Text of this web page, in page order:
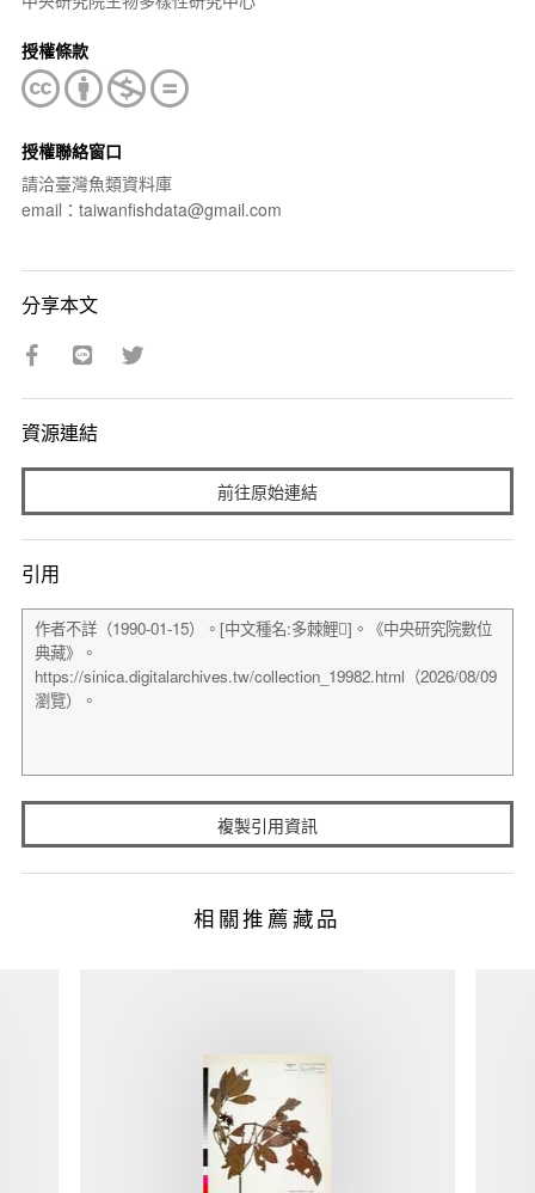
授權條款
授權聯絡窗口
請洽臺灣魚類資料庫
email：taiwanfishdata@gmail.com
分享本文
資源連結
前往原始連結
引用
複製引用資訊
相關推薦藏品